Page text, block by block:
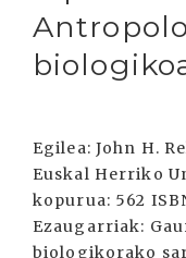
Egilea: John H.
Euskal Herriko
kopurua: 562
Ezaugarriak:
biologikorako